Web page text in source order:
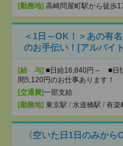
[勤務地] 高崎問屋町駅から徒歩
＜1日～OK！＞あの有
のお手伝い！[アルバイ
[給 与] ■日給16,840円～ ■日
間5,120円のお仕事あります！
[交通費]一部支給
[勤務地] 東京駅 / 水道橋駅 / 有楽
〈空いた日1日のみか